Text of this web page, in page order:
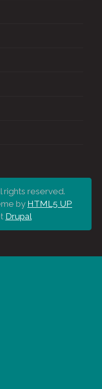
reserved.
by HTML5 UP
Drupal